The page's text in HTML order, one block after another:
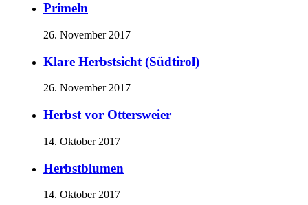
Primeln
26. November 2017
Klare Herbstsicht (Südtirol)
26. November 2017
Herbst vor Ottersweier
14. Oktober 2017
Herbstblumen
14. Oktober 2017